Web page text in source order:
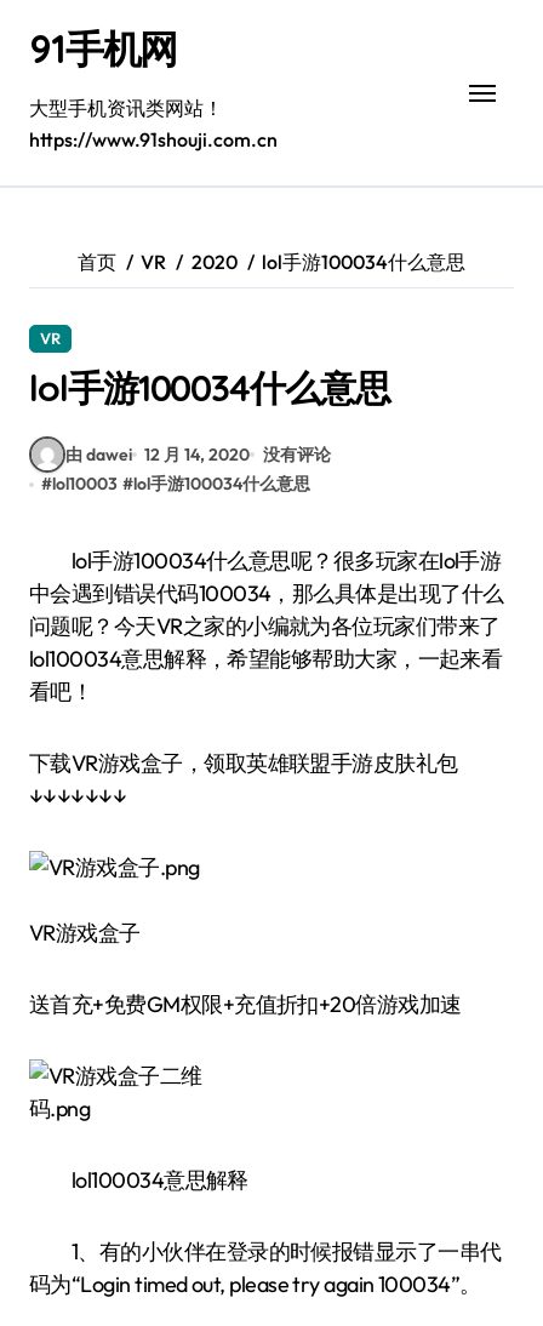
91手机网
大型手机资讯类网站！
https://www.91shouji.com.cn
首页 VR 2020 lol手游100034什么意思
VR
lol手游100034什么意思
由 dawei 12 月 14, 2020 没有评论
#lol10003 #lol手游100034什么意思
lol手游100034什么意思呢？很多玩家在lol手游
中会遇到错误代码100034，那么具体是出现了什么
问题呢？今天VR之家的小编就为各位玩家们带来了
lol100034意思解释，希望能够帮助大家，一起来看
看吧！
下载VR游戏盒子，领取英雄联盟手游皮肤礼包
↓↓↓↓↓↓↓
VR游戏盒子
送首充+免费GM权限+充值折扣+20倍游戏加速
lol100034意思解释
1、有的小伙伴在登录的时候报错显示了一串代
码为“Login timed out, please try again 100034”。